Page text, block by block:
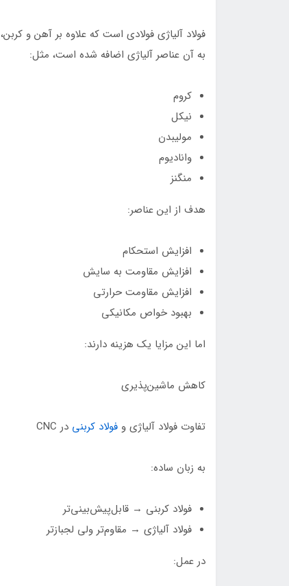
فولاد آلیاژی فولادی است که علاوه بر آهن و کربن،
به آن عناصر آلیاژی اضافه شده است، مثل:
کروم
نیکل
مولیبدن
وانادیوم
منگنز
هدف از این عناصر:
افزایش استحکام
افزایش مقاومت به سایش
افزایش مقاومت حرارتی
بهبود خواص مکانیکی
اما این مزایا یک هزینه دارند:
کاهش ماشین‌پذیری
تفاوت فولاد آلیاژی و فولاد کربنی در CNC
به زبان ساده:
فولاد کربنی → قابل‌پیش‌بینی‌تر
فولاد آلیاژی → مقاوم‌تر ولی لجبازتر
در عمل: